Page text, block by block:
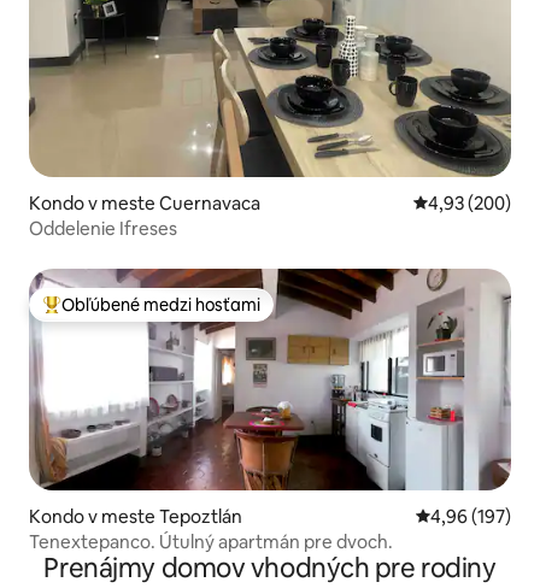
Kondo v meste Cuernavaca Priemerné
4,93 (200)
Oddelenie Ifreses
Najobľúbenejšie medzi hosťami
Obľúbené medzi hosťami
Kondo v meste Tepoztlán Priemerné
4,96 (197)
Tenextepanco. Útulný apartmán pre dvoch.
Prenájmy domov vhodných pre rodiny